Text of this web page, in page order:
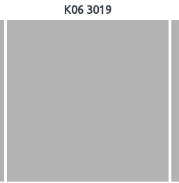
K06 3019